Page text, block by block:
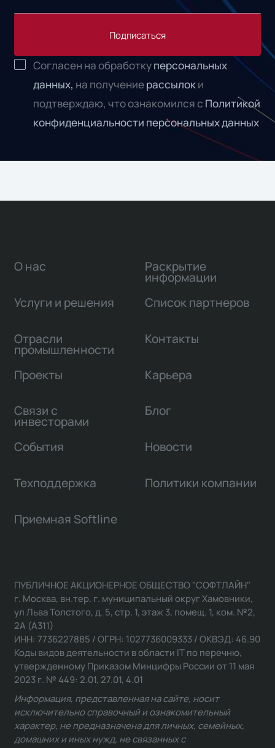
Подписаться
Согласен на обработкуперсональных
данных, на получениерассылоки
подтверждаю, что ознакомился с Политикой
конфиденциальности персональных данных
О нас
Услуги и решения
Отрасли
промышленности
Проекты
Связи с
инвесторами
Раскрытие
информации
Список партнеров
Контакты
Карьера
Блог
События Новости
Техподдержка Политики компании
Приемная Softline
ПУБЛИЧНОЕ АКЦИОНЕРНОЕ ОБЩЕСТВО "СОФТЛАЙН"
г. Москва, вн.тер. г. муниципальный округ Хамовники,
ул Льва Толстого, д. 5, стр. 1, этаж 3, помещ. 1, ком. №2,
2А (А311)
ИНН: 7736227885 / ОГРН: 1027736009333 / ОКВЭД: 46.90
Коды видов деятельности в области IT по перечню,
утвержденному Приказом Минцифры России от 11 мая
2023 г. № 449: 2.01, 27.01, 4.01
Информация, представленная на сайте, носит
исключительно справочный и ознакомительный
характер, не предназначена для личных, семейных,
домашних и иных нужд, не связанных с